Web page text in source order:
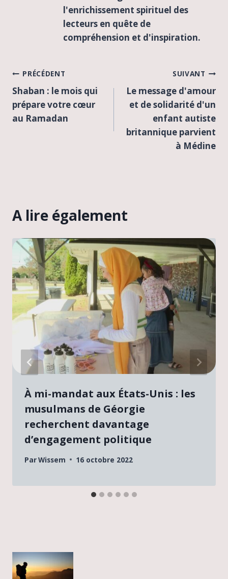
l'enrichissement spirituel des
lecteurs en quête de
compréhension et d'inspiration.
Navigation
de
l’article
PRÉCÉDENT
Shaban : le mois qui
prépare votre cœur
au Ramadan
SUIVANT
Le message d'amour
et de solidarité d'un
enfant autiste
britannique parvient
à Médine
A lire également
À mi-mandat aux États-Unis : les
musulmans de Géorgie
recherchent davantage
d’engagement politique
ParWissem 16 octobre 2022